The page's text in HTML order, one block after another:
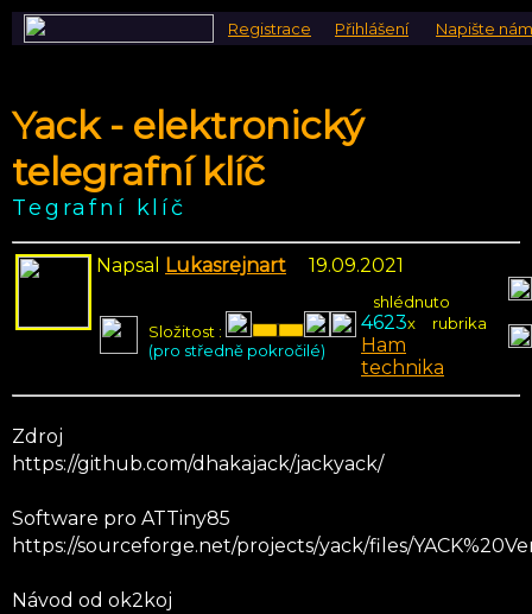
Registrace Přihlášení Napište nám
Yack - elektronický
telegrafní klíč
Tegrafní klíč
Napsal Lukasrejnart 19.09.2021
Složitost :
(pro středně pokročilé)
shlédnuto
4623x rubrika
Ham
technika
Zdroj
https://github.com/dhakajack/jackyack/
Software pro ATTiny85
https://sourceforge.net/projects/yack/files/
Návod od ok2koj